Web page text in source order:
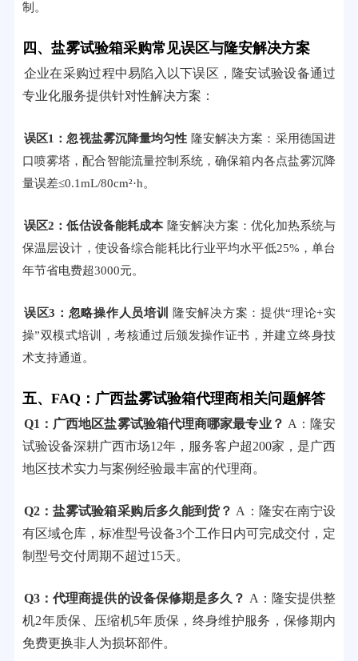
制。
四、盐雾试验箱采购常见误区与隆安解决方案
企业在采购过程中易陷入以下误区，隆安试验设备通过
专业化服务提供针对性解决方案：
误区1：忽视盐雾沉降量均匀性 隆安解决方案：采用德国进
口喷雾塔，配合智能流量控制系统，确保箱内各点盐雾沉降
量误差≤0.1mL/80cm²·h。
误区2：低估设备能耗成本隆安解决方案：优化加热系统与
保温层设计，使设备综合能耗比行业平均水平低25%，单台
年节省电费超3000元。
误区3：忽略操作人员培训
隆安解决方案：提供“理论+实
操”双模式培训，考核通过后颁发操作证书，并建立终身技
术支持通道。
五、FAQ：广西盐雾试验箱代理商相关问题解答
Q1：广西地区盐雾试验箱代理商哪家最专业？ A：隆安
试验设备深耕广西市场12年，服务客户超200家，是广西
地区技术实力与案例经验最丰富的代理商。
Q2：盐雾试验箱采购后多久能到货？ A：隆安在南宁设
有区域仓库，标准型号设备3个工作日内可完成交付，定
制型号交付周期不超过15天。
Q3：代理商提供的设备保修期是多久？ A：隆安提供整
机2年质保、压缩机5年质保，终身维护服务，保修期内
免费更换非人为损坏部件。